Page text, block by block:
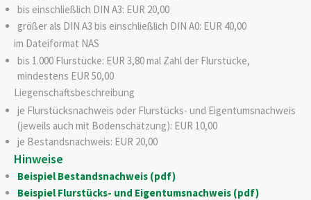
bis einschließlich DIN A3: EUR 20,00
größer als DIN A3 bis einschließlich DIN A0: EUR 40,00
im Dateiformat NAS
bis 1.000 Flurstücke: EUR 3,80 mal Zahl der Flurstücke,
mindestens EUR 50,00
Liegenschaftsbeschreibung
je Flurstücksnachweis oder Flurstücks- und Eigentumsnachweis
(jeweils auch mit Bodenschätzung): EUR 10,00
je Bestandsnachweis: EUR 20,00
Hinweise
Beispiel Bestandsnachweis (pdf)
Beispiel Flurstücks- und Eigentumsnachweis (pdf)